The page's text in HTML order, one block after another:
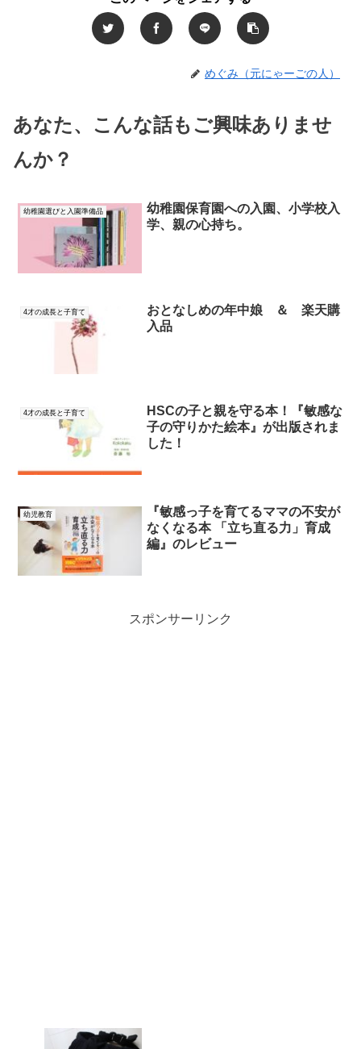
めぐみ（元にゃーごの人）
あなた、こんな話もご興味ありませ
んか？
幼稚園選びと入園準備品
幼稚園保育園への入園、小学校入
学、親の心持ち。
4才の成長と子育て
おとなしめの年中娘 ＆ 楽天購
入品
4才の成長と子育て
HSCの子と親を守る本！『敏感な
子の守りかた絵本』が出版されま
した！
幼児教育
『敏感っ子を育てるママの不安が
なくなる本 「立ち直る力」育成
編』のレビュー
スポンサーリンク